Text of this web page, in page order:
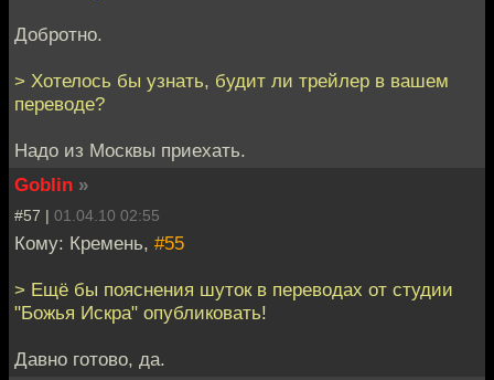
Добротно.
> Хотелось бы узнать, будит ли трейлер в вашем
переводе?
Надо из Москвы приехать.
Goblin »
#57 | 01.04.10 02:55
Кому: Кремень, #55
> Ещё бы пояснения шуток в переводах от студии
"Божья Искра" опубликовать!
Давно готово, да.